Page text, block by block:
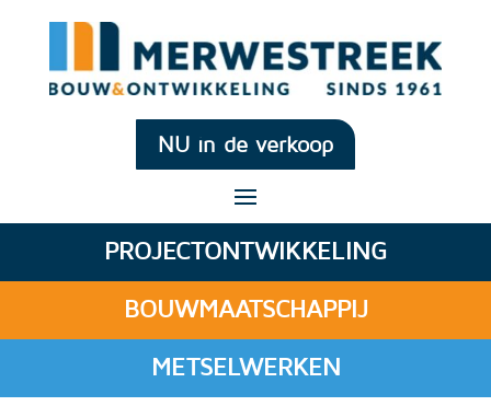
NU in de verkoop
PROJECTONTWIKKELING
BOUWMAATSCHAPPIJ
METSELWERKEN